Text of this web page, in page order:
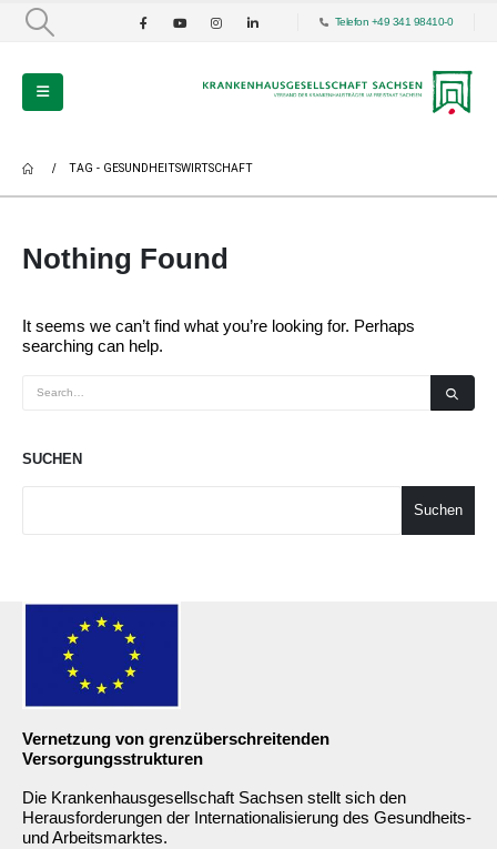
Telefon +49 341 98410-0
TAG - GESUNDHEITSWIRTSCHAFT
Nothing Found
It seems we can’t find what you’re looking for. Perhaps
searching can help.
SUCHEN
Suchen
Vernetzung von grenzüberschreitenden
Versorgungsstrukturen
Die Krankenhausgesellschaft Sachsen stellt sich den
Herausforderungen der Internationalisierung des Gesundheits-
und Arbeitsmarktes.